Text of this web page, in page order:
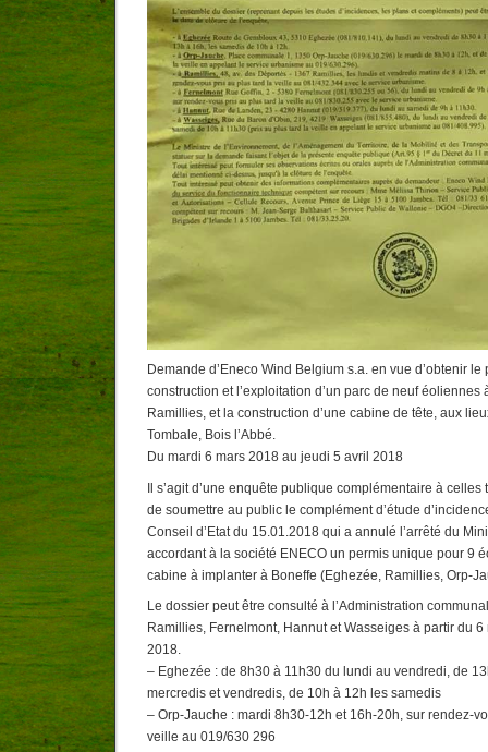
Demande d’Eneco Wind Belgium s.a. en vue d’obtenir
construction et l’exploitation d’un parc de neuf éoliennes
Ramillies, et la construction d’une cabine de tête, aux
Tombale, Bois l’Abbé.
Du mardi 6 mars 2018 au jeudi 5 avril 2018
Il s’agit d’une enquête publique complémentaire à
de soumettre au public le complément d’étude
Conseil d’Etat du 15.01.2018 qui a annulé l’arrêté du
accordant à la société ENECO un permis unique pour 9
cabine à implanter à Boneffe (Eghezée, Ramillies, Orp-
Le dossier peut être consulté à l’Administration
Ramillies, Fernelmont, Hannut et Wasseiges à partir du
2018.
– Eghezée : de 8h30 à 11h30 du lundi au vendredi, de
mercredis et vendredis, de 10h à 12h les samedis
– Orp-Jauche : mardi 8h30-12h et 16h-20h, sur rendez-
veille au 019/630 296